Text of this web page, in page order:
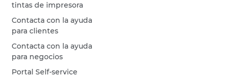
tintas de impresora
Contacta con la ayuda
para clientes
Contacta con la ayuda
para negocios
Portal Self-service